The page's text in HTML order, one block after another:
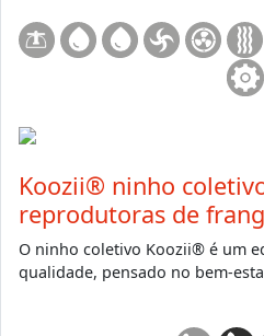
Koozii® ninho
reprodutoras de
O ninho coletivo Koozii® é um
qualidade, pensado no bem-